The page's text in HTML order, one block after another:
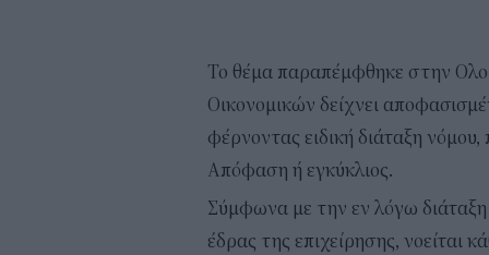
Το θέμα παραπέμφθηκε στην
Οικονομικών δείχνει
φέρνοντας ειδική διάταξη
Απόφαση ή εγκύκλιος.
Σύμφωνα με την εν λόγω
έδρας της επιχείρησης, νοείται